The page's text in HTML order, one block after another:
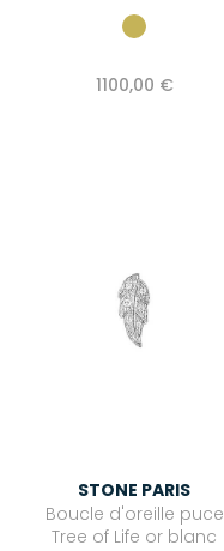
1100,00 €
STONE PARIS
Boucle d'oreille puce
Tree of Life or blanc